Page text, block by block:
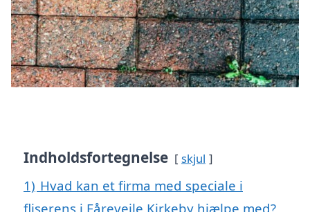
Indholdsfortegnelse skjul
1) Hvad kan et firma med speciale i
fliserens i Fårevejle Kirkeby hjælpe med?